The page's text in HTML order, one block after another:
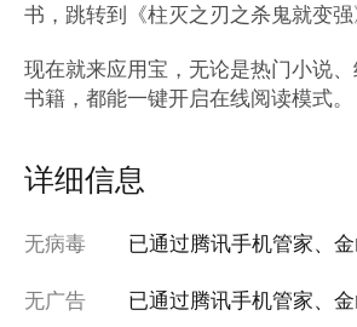
书，跳转到《柱灭之刃之杀鬼就变
现在就来应用宝，无论是热门小说
书籍，都能一键开启在线阅读模式。
详细信息
无病毒 已通过腾讯手机管家、
无广告 已通过腾讯手机管家、